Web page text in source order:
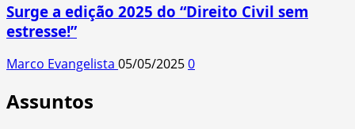
Surge a edição 2025 do “Direito Civil sem
estresse!”
Marco Evangelista 05/05/20250
Assuntos